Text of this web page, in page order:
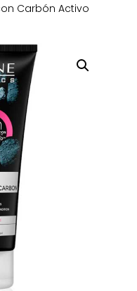
Carbón Activo